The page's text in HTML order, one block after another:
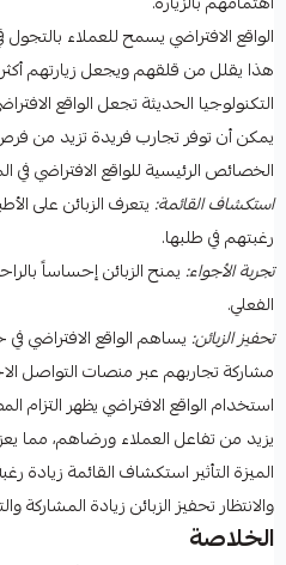
الواقع الافتراضي يسمح للعملاء
هذا يقلل من قلقهم ويجعل زيارتهم
التكنولوجيا الحديثة تجعل الواقع
يمكن أن توفر تجارب فريدة تزيد من
الخصائص الرئيسية للواقع الافتراضي في
استكشاف القائمة: يتعرف الزبائن على
رغبتهم في طلبها.
تجربة الأجواء: يمنح الزبائن إحساساً
الفعلي.
تحفيز الزبائن: يساهم الواقع الافتراضي
مشاركة تجاربهم عبر منصات التواصل
استخدام الواقع الافتراضي يظهر التزام
يزيد من تفاعل العملاء ورضاهم، مما
الميزة التأثير استكشاف القائمة زيادة
والانتظار تحفيز الزبائن زيادة المشاركة
الخلاصة